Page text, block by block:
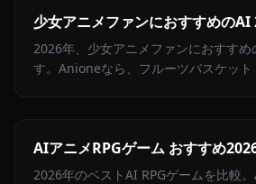
少女アニメファンにおすすめのAI
2026年、少女アニメファンにおすすめ
す。Anioneなら、フルーツバスケット
AIアニメRPGゲーム おすすめ
2026年のベストAI RPGゲームを比較。